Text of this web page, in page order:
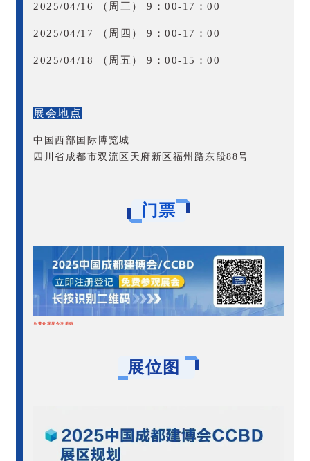
2025/04/16 （周三） 9：00-17：00
2025/04/17 （周四） 9：00-17：00
2025/04/18 （周五） 9：00-15：00
展会地点
中国西部国际博览城
四川省成都市双流区天府新区福州路东段88号
门票
免费参观展会注册码
展位图